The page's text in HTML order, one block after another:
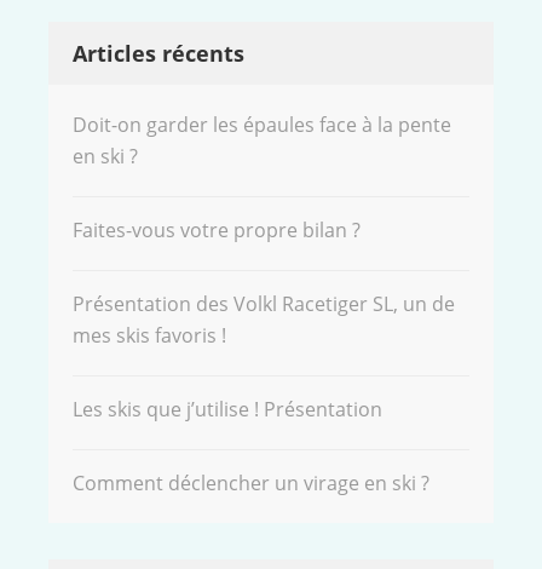
Articles récents
Doit-on garder les épaules face à la pente
en ski ?
Faites-vous votre propre bilan ?
Présentation des Volkl Racetiger SL, un de
mes skis favoris !
Les skis que j’utilise ! Présentation
Comment déclencher un virage en ski ?